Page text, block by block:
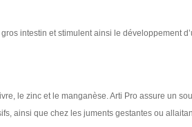
intestin et stimulent ainsi le développement
le zinc et le manganèse. Arti Pro assure un
ainsi que chez les juments gestantes ou